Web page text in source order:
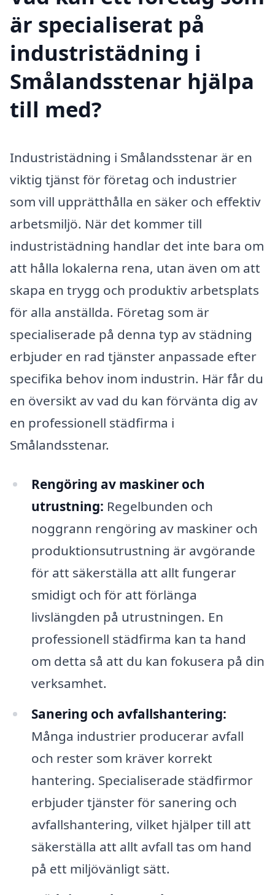
är specialiserat på
industristädning i
Smålandsstenar hjälpa
till med?
Industristädning i Smålandsstenar är en
viktig tjänst för företag och industrier
som vill upprätthålla en säker och effektiv
arbetsmiljö. När det kommer till
industristädning handlar det inte bara om
att hålla lokalerna rena, utan även om att
skapa en trygg och produktiv arbetsplats
för alla anställda. Företag som är
specialiserade på denna typ av städning
erbjuder en rad tjänster anpassade efter
specifika behov inom industrin. Här får du
en översikt av vad du kan förvänta dig av
en professionell städfirma i
Smålandsstenar.
Rengöring av maskiner och
utrustning: Regelbunden och
noggrann rengöring av maskiner och
produktionsutrustning är avgörande
för att säkerställa att allt fungerar
smidigt och för att förlänga
livslängden på utrustningen. En
professionell städfirma kan ta hand
om detta så att du kan fokusera på din
verksamhet.
Sanering och avfallshantering:
Många industrier producerar avfall
och rester som kräver korrekt
hantering. Specialiserade städfirmor
erbjuder tjänster för sanering och
avfallshantering, vilket hjälper till att
säkerställa att allt avfall tas om hand
på ett miljövänligt sätt.